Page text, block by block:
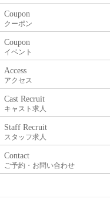
Coupon
クーポン
Coupon
イベント
Access
アクセス
Cast Recruit
キャスト求人
Staff Recruit
スタッフ求人
Contact
ご予約・お問い合わせ